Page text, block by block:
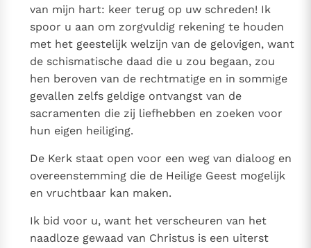
van mijn hart: keer terug op uw schreden! Ik
spoor u aan om zorgvuldig rekening te houden
met het geestelijk welzijn van de gelovigen, want
de schismatische daad die u zou begaan, zou
hen beroven van de rechtmatige en in sommige
gevallen zelfs geldige ontvangst van de
sacramenten die zij liefhebben en zoeken voor
hun eigen heiliging.
De Kerk staat open voor een weg van dialoog en
overeenstemming die de Heilige Geest mogelijk
en vruchtbaar kan maken.
Ik bid voor u, want het verscheuren van het
naadloze gewaad van Christus is een uiterst